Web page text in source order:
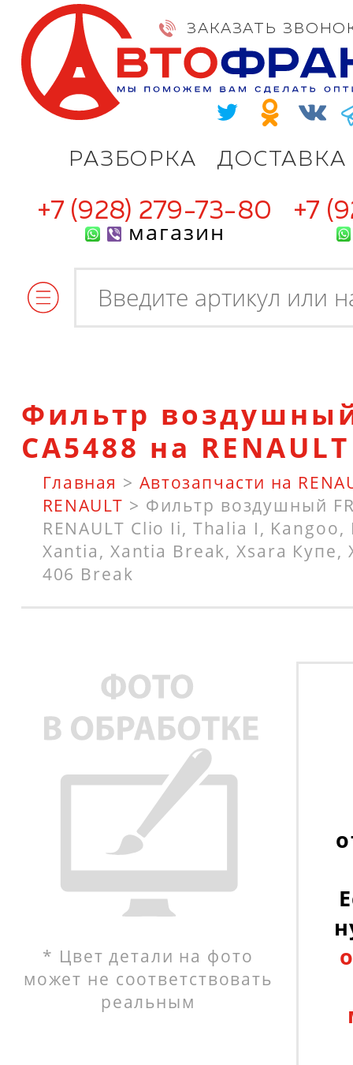
РАЗБОРКА ДОСТАВКА
ЗАКАЗАТЬ
+7 (928) 279-73-80
магазин
+7
Фильтр
CA5488 на RENAULT
Главная > Автозапчасти на
RENAULT > Фильтр воздушный
RENAULT Clio Ii, Thalia I,
Xantia, Xantia Break, Xsara Купе,
406 Break
* Цвет детали на фото
может не соответствовать
реальным